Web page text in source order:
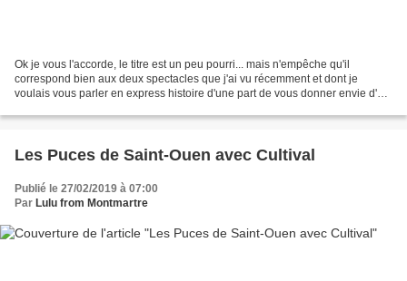
Ok je vous l'accorde, le titre est un peu pourri... mais n'empêche qu'il
correspond bien aux deux spectacles que j'ai vu récemment et dont je
voulais vous parler en express histoire d'une part de vous donner envie d'y
Les Puces de Saint-Ouen avec Cultival
Publié le 27/02/2019 à 07:00
Par Lulu from Montmartre